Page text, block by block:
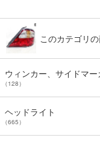
このカテゴリ
ウィンカー、サイドマー
（128）
ヘッドライト
（665）